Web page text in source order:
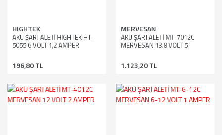
HIGHTEK
AKÜ ŞARJ ALETİ HIGHTEK HT-
5055 6 VOLT 1,2 AMPER
196,80 TL
MERVESAN
AKÜ ŞARJ ALETİ MT-7012C
MERVESAN 13.8 VOLT 5
1.123,20 TL